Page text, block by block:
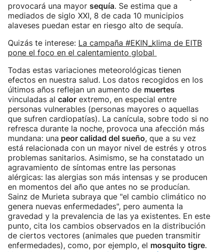
provocará una mayor sequía. Se estima que a
mediados de siglo XXI, 8 de cada 10 municipios
alaveses puedan estar en riesgo alto de sequía.
Quizás te interese: La campaña #EKIN_klima de EITB
pone el foco en el calentamiento global
Todas estas variaciones meteorológicas tienen
efectos en nuestra salud. Los datos recogidos en los
últimos años reflejan un aumento de muertes
vinculadas al calor extremo, en especial entre
personas vulnerables (personas mayores o aquellas
que sufren cardiopatías). La canícula, sobre todo si no
refresca durante la noche, provoca una afección más
mundana: una peor calidad del sueño, que a su vez
está relacionada con un mayor nivel de estrés y otros
problemas sanitarios. Asimismo, se ha constatado un
agravamiento de síntomas entre las personas
alérgicas: las alergias son más intensas y se producen
en momentos del año que antes no se producían.
Sainz de Murieta subraya que "el cambio climático no
genera nuevas enfermedades", pero aumenta la
gravedad y la prevalencia de las ya existentes. En este
punto, cita los cambios observados en la distribución
de ciertos vectores (animales que pueden transmitir
enfermedades), como, por ejemplo, el mosquito tigre.